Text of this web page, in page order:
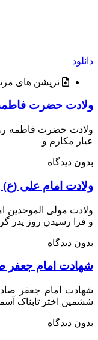
نریشن های مرتبط
حضرت فاطمه
حضرت فاطمه روز زن
مکارم و
دیدگاه
امام علی (ع) و
مولی الموحدین
رسیدن روز پدر گرامی
دیدگاه
امام جعفر
امام جعفر صادق
اختر تابناک آسمان
دیدگاه